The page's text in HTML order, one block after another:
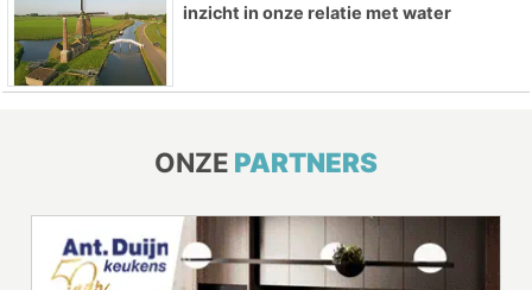
inzicht in onze relatie met water
ONZE PARTNERS